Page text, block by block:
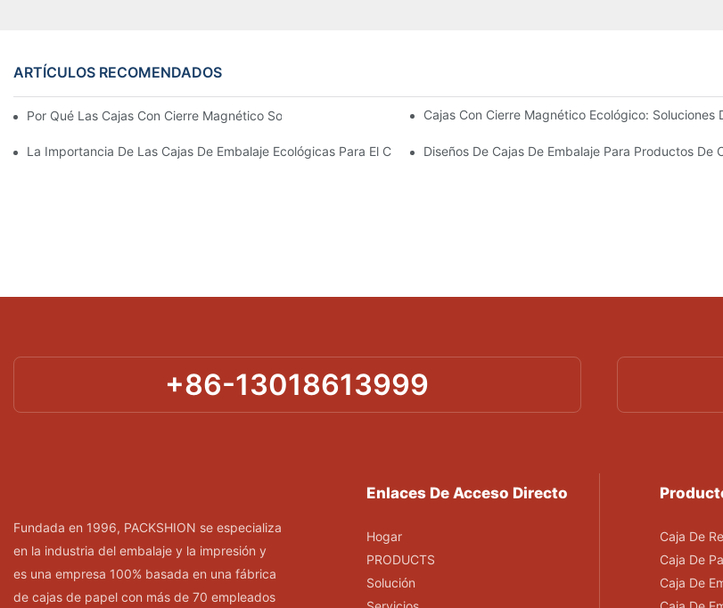
ARTÍCULOS RECOMENDADOS
Por Qué Las Cajas Con Cierre Magnético Son La Mejor Opción Para Un Embalaje PremiumCajas Con Cierre Magnético Ecológico: Soluciones
La Importancia De Las Cajas De Embalaje Ecológicas Para El Cuidado De La PielDiseños De Cajas De Embalaje Para Productos
+86-13018613999
Fundada en 1996, PACKSHION se especializa
en la industria del embalaje y la impresión y
es una empresa 100% basada en una fábrica
de cajas de papel con más de 70 empleados
Enlaces De Acceso Directo
Hogar
PRODUCTS
Solución
Caja De
Caja De
Caja De